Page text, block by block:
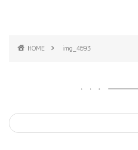
HOME img_4693